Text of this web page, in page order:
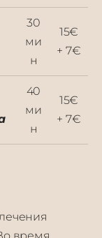
30
ми
н
15€
+ 7€
40
ми
н
15€
+ 7€
время